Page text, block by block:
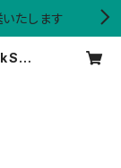
たします